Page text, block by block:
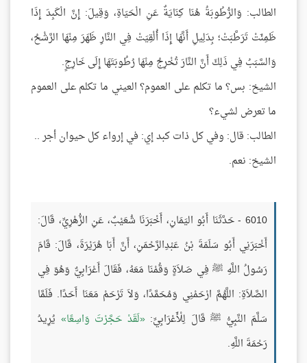
الطالب: وَالرُّطُوبَةُ هُنَا كِنَايَةٌ عَنِ الْحَيَاةِ، وَقِيلَ: إِنَّ الْكَبِدَ إِذَا
ظَمِئَتْ تَرَطَّبَتْ؛ بِدَلِيلِ أَنَّهَا إِذَا أُلْقِيَتْ فِي النَّارِ ظَهَرَ مِنْهَا الرَّشْحُ،
وَالسَّبَبُ فِي ذَلِكَ أَنَّ النَّارَ تُخْرِجُ مِنْهَا رُطُوبَتَهَا إِلَى خَارِجٍ.
الشيخ: بس؟ ما تكلم على العموم؟ العيني ما تكلم على العموم
ما تعرض لشيء؟
الطالب: قال: وفي كل ذات كبد إي: في إرواء كل حيوان أجر ..
الشيخ: نعم.
6010 - حَدَّثَنَا أَبُو اليَمَانِ، أَخْبَرَنَا شُعَيْبٌ، عَنِ الزُّهْرِيِّ، قَالَ:
أَخْبَرَنِي أَبُو سَلَمَةَ بْنُ عَبْدِالرَّحْمَنِ، أَنَّ أَبَا هُرَيْرَةَ، قَالَ: قَامَ
رَسُولُ اللَّهِ ﷺ فِي صَلاَةٍ وَقُمْنَا مَعَهُ، فَقَالَ أَعْرَابِيٌّ وَهُوَ فِي
الصَّلاَةِ: اللَّهُمَّ ارْحَمْنِي وَمُحَمَّدًا، وَلاَ تَرْحَمْ مَعَنَا أَحَدًا. فَلَمَّا
سَلَّمَ النَّبِيُّ ﷺ قَالَ لِلْأَعْرَابِيِّ: لَقَدْ حَجَّرْتَ وَاسِعًا
يُرِيدُ
رَحْمَةَ اللَّهِ.